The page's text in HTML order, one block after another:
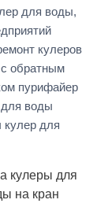
для воды,
кулеров
обратным
пурифайер
воды
кулер для
кулеры для
на кран